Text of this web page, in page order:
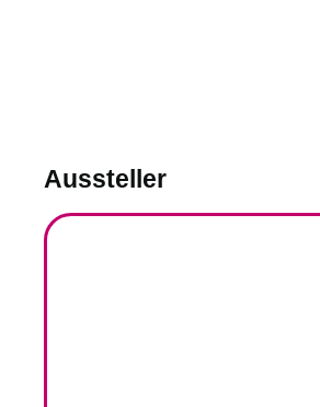
Aussteller